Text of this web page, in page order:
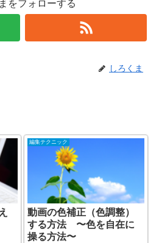
をフォローする
しろくま
編集テクニック
動画の色補正（色調整）
する方法 〜色を自在に
操る方法〜